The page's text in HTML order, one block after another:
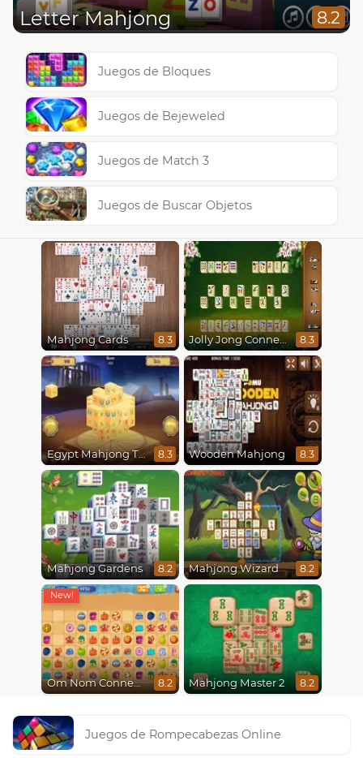
Letter Mahjong 8.2
Juegos de Bloques
Juegos de Bejeweled
Juegos de Match 3
Juegos de Buscar Objetos
Mahjong Cards 8.3 Jolly Jong Connect 8.3
Egypt Mahjong Triple Dimensions 8.3 Wooden Mahjong 8.3
Mahjong Gardens 8.2 Mahjong Wizard 8.2
Om Nom Connect Classic 8.2 Mahjong Master 2 8.2
Juegos de Rompecabezas Online